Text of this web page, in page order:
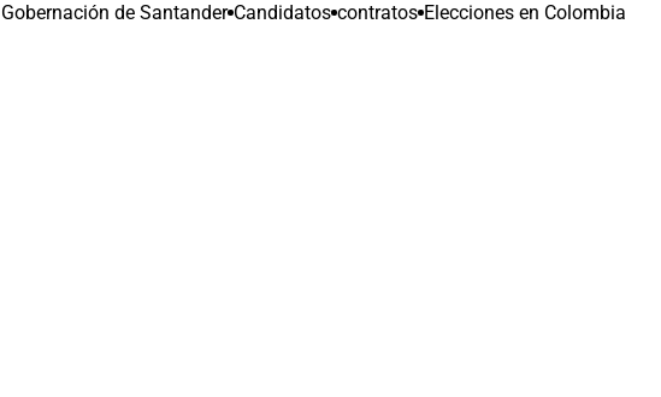
Gobernación de Santander Candidatos contratos Elecciones en Colombia